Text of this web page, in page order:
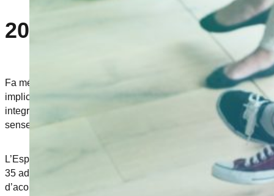
2024
Fa més de 10 anys que la Fundació Gavina compta amb un
implicació de la FBA que l’Espai Jove no només ha estat
integral. S’ha reforçat el suport educatiu a les joves per
sense perdre de vista la salut i el benestar físic, psicològic,
L’Espai jove és un projecte de continuïtat que respon a la
35 adolescents i joves, de 16 a 25 anys, en situació
d’acompanyament per assolir competències, habilitats i